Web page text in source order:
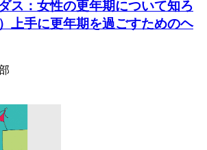
ス：女性の更年期について知ろ
上手に更年期を過ごすためのヘ